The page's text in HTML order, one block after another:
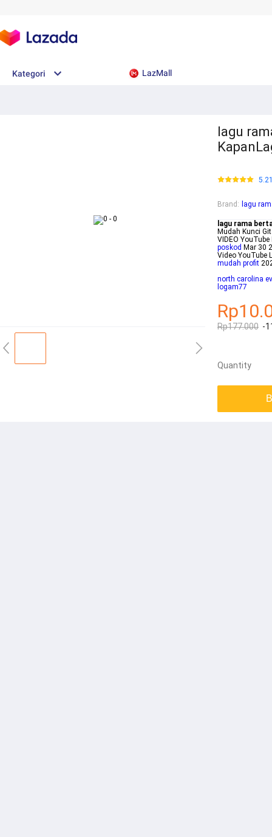
Kategori LazMall
lagu
Brand : lagu
lagu rama
Mudah Kunci
VIDEO
poskod Mar 30
Video YouTube
mudah profit
north carolina
logam77
Rp177.000 -
Quantity